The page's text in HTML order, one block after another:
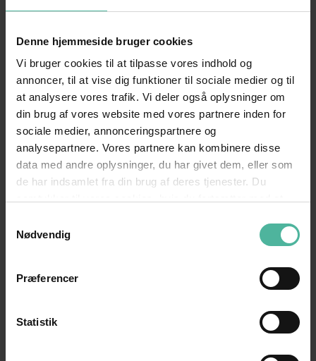
Denne hjemmeside bruger cookies
Vi bruger cookies til at tilpasse vores indhold og
annoncer, til at vise dig funktioner til sociale medier og til
at analysere vores trafik. Vi deler også oplysninger om
din brug af vores website med vores partnere inden for
sociale medier, annonceringspartnere og
analysepartnere. Vores partnere kan kombinere disse
data med andre oplysninger, du har givet dem, eller som
de har indsamlet fra din brug af deres tjenester. Du
Nødvendig
Præferencer
Statistik
Der findes forskellige løsninger for, hvordan du
får kommunikationen og integrationen mellem
løsning kan være at benytte et
dataintegrationssystem.
Hvordan ser GTIN ud?
GTIN kan have forskellige formater, og de
understøttede værdier, du skal kigge efter, er de
: European Article Number – bruges
primært uden for Nordamerika, og er et
13-cifret nummer (kan til tider være
: Japanese Article Number – bruges